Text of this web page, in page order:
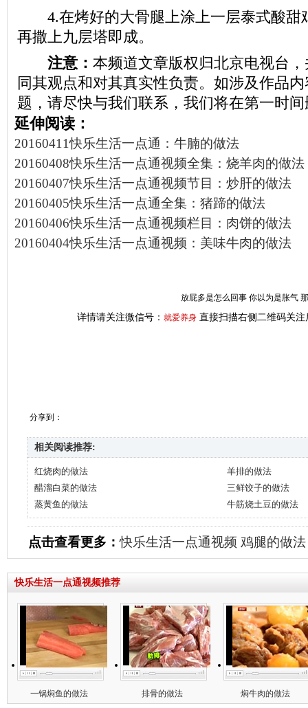
4.在烤好的大骨腿上涂上一层泰式酸甜
再撒上九层塔即成。
注意： 本频道文章版权归北京电视台
同其观点和对其真实性负责。如涉及作品
题，请尽快与我们联系，我们将在第一时
延伸阅读：
20160411快乐生活一点通：牛腩的做法
20160408快乐生活一点通视频全集：烧羊肉的做法
20160407快乐生活一点通视频节目：炒肝的做法
20160405快乐生活一点通全集：猪蹄的做法
20160406快乐生活一点通视频栏目：肉饼的做法
20160404快乐生活一点通视频：美味牛肉的做法
放屁多是怎么回事 你以为是胀气
详情请关注微信号： 就爱养身 直接扫描右侧二维码关注
分享到：
相关阅读推荐:
红烧肉的做法
羊排的做法
醋溜白菜的做法
三鲜饺子的做法
蒸黄鱼的做法
牛筋烧土豆的做法
点击查看更多：快乐生活一点通视频 鸡腿的做法
快乐生活一点通视频推荐
一锅焖鱼的做法 排骨的做法 焖牛肉的做法